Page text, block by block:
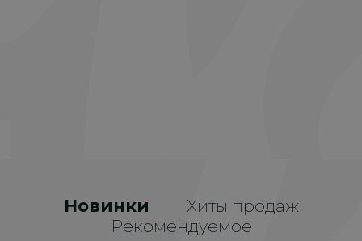
Новинки
Хиты продаж
Рекомендуемое